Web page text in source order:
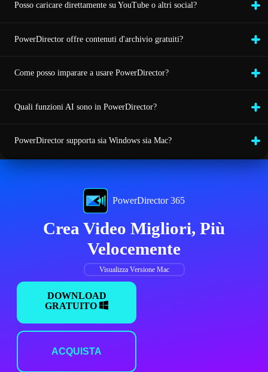
Posso caricare direttamente su YouTube o altri social?
PowerDirector offre contenuti d'archivio gratuiti?
Come posso imparare a usare PowerDirector?
Quali funzioni AI sono in PowerDirector?
PowerDirector supporta sia Windows sia Mac?
PowerDirector 365
Crea Video Migliori, Più
Velocemente
Visualizza Versione Mac
DOWNLOAD
GRATUITO
ACQUISTA